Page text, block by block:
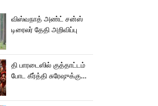
விஸ்வநாத் அண்ட் சன்ஸ்
டிரைலர் தேதி அறிவிப்பு
தி பாரடைஸில் குத்தாட்டம்
போட கீர்த்தி சுரேஷுக்கு